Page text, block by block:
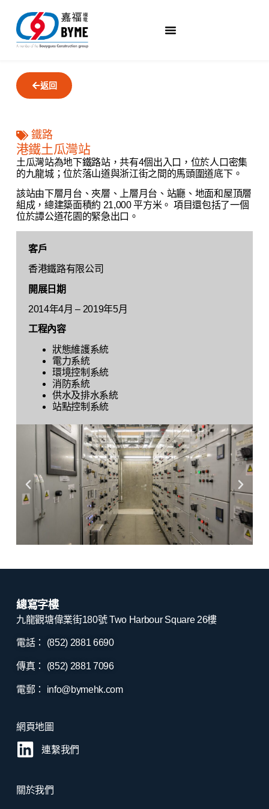
返回
鐵路
港鐵土瓜灣站
土瓜灣站為地下鐵路站，共有4個出入口，位於人口密集
的九龍城；位於落山道與浙江街之​​間的馬頭圍道底下。
該站由下層月台、夾層、上層月台、站廳、地面和屋頂層
組成，總建築面積約 21,000 平方米。 項目還包括了一個
位於譚公道花園的緊急出口。
客戶
香港鐵路有限公司
開展日期
2014年4月 – 2019年5月
工程內容
狀態維護系統
電力系統
環境控制系統
消防系統
供水及排水系統
站點控制系統
總寫字樓
九龍觀塘偉業街180號 Two Harbour Square 26樓
電話： (852) 2881 6690
傳真： (852) 2881 7096
電郵： info@bymehk.com
網頁地圖
連繫我們
關於我們